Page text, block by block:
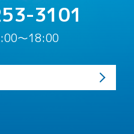
3101
〜18:00